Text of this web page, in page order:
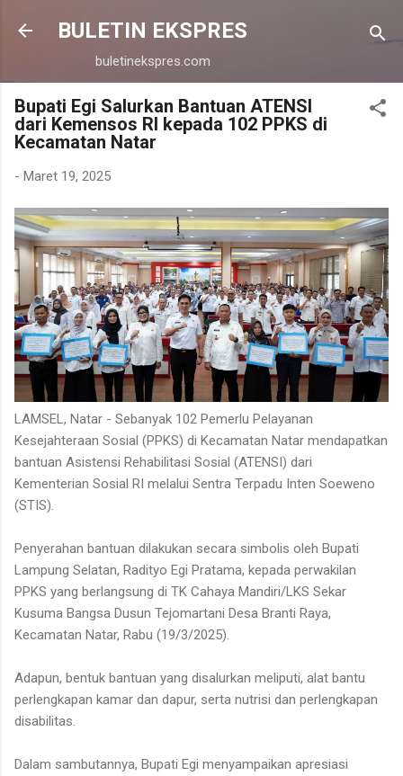
Langsung ke konten utama
BULETIN EKSPRES
buletinekspres.com
Bupati Egi Salurkan Bantuan ATENSI
dari Kemensos RI kepada 102 PPKS di
Kecamatan Natar
- Maret 19, 2025
LAMSEL, Natar - Sebanyak 102 Pemerlu Pelayanan
Kesejahteraan Sosial (PPKS) di Kecamatan Natar mendapatkan
bantuan Asistensi Rehabilitasi Sosial (ATENSI) dari
Kementerian Sosial RI melalui Sentra Terpadu Inten Soeweno
(STIS).
Penyerahan bantuan dilakukan secara simbolis oleh Bupati
Lampung Selatan, Radityo Egi Pratama, kepada perwakilan
PPKS yang berlangsung di TK Cahaya Mandiri/LKS Sekar
Kusuma Bangsa Dusun Tejomartani Desa Branti Raya,
Kecamatan Natar, Rabu (19/3/2025).
Adapun, bentuk bantuan yang disalurkan meliputi, alat bantu
perlengkapan kamar dan dapur, serta nutrisi dan perlengkapan
disabilitas.
Dalam sambutannya, Bupati Egi menyampaikan apresiasi